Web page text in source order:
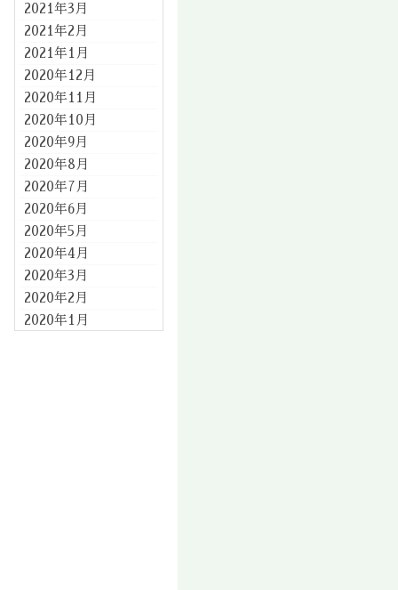
2021年3月
2021年2月
2021年1月
2020年12月
2020年11月
2020年10月
2020年9月
2020年8月
2020年7月
2020年6月
2020年5月
2020年4月
2020年3月
2020年2月
2020年1月